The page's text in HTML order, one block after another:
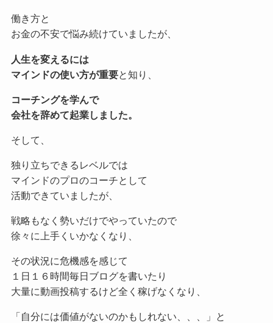
働き方と
お金の不安で悩み続けていましたが、
人生を変えるには
マインドの使い方が重要と知り、
コーチングを学んで
会社を辞めて起業しました。
そして、
独り立ちできるレベルでは
マインドのプロのコーチとして
活動できていましたが、
戦略もなく勢いだけでやっていたので
徐々に上手くいかなくなり、
その状況に危機感を感じて
１日１６時間毎日ブログを書いたり
大量に動画投稿するけど全く稼げなくなり、
「自分には価値がないのかもしれない、、、」と